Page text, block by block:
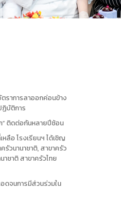
ราการลาออกค่อนข้าง
ฏิบัติการ
” ติดต่อกันหลายปีซ้อน
ลือ โรงเรียนฯ ได้เชิญ
วนานาชาติ, สาขาครัว
ชาติ สาขาครัวไทย
ดจนการมีส่วนร่วมใน